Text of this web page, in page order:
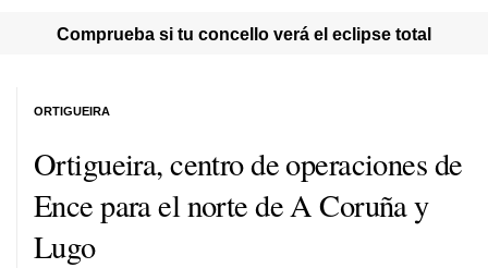
Comprueba si tu concello verá el eclipse total
Ortigueira, centro de operaciones de
Ence para el norte de A Coruña y
Lugo
ORTIGUEIRA